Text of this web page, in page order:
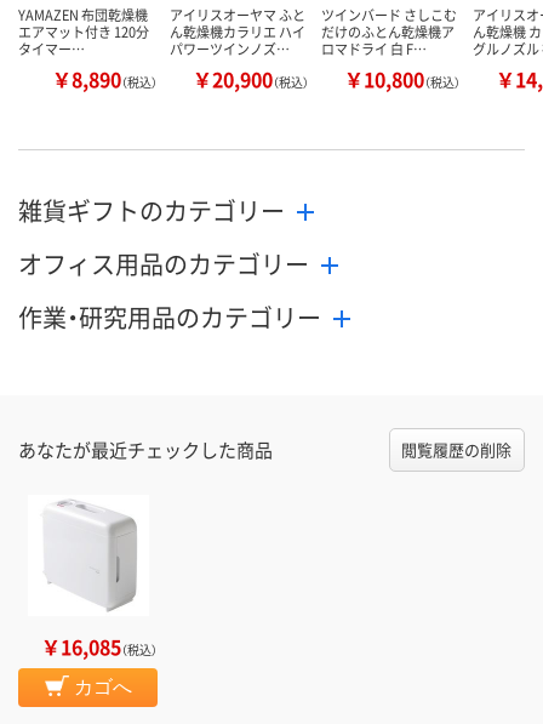
YAMAZEN 布団乾燥機
エアマット付き 120分
タイマー…
￥8,890（税込）
アイリスオーヤマ ふと
ん乾燥機カラリエ ハイ
パワーツインノズ…
￥20,900（税込）
ツインバード さしこむ
だけのふとん乾燥機ア
ロマドライ 白 F…
￥10,800（税込）
アイリス
ん乾燥機
グルノズ
￥
雑貨ギフトのカテゴリー
オフィス用品のカテゴリー
作業・研究用品のカテゴリー
あなたが最近チェックした商品 閲覧履歴の削除
￥16,085（税込）
カゴへ